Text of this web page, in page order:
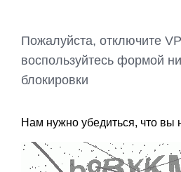
Пожалуйста, отключите
воспользуйтесь формой
блокировки
Нам нужно убедиться, что вы